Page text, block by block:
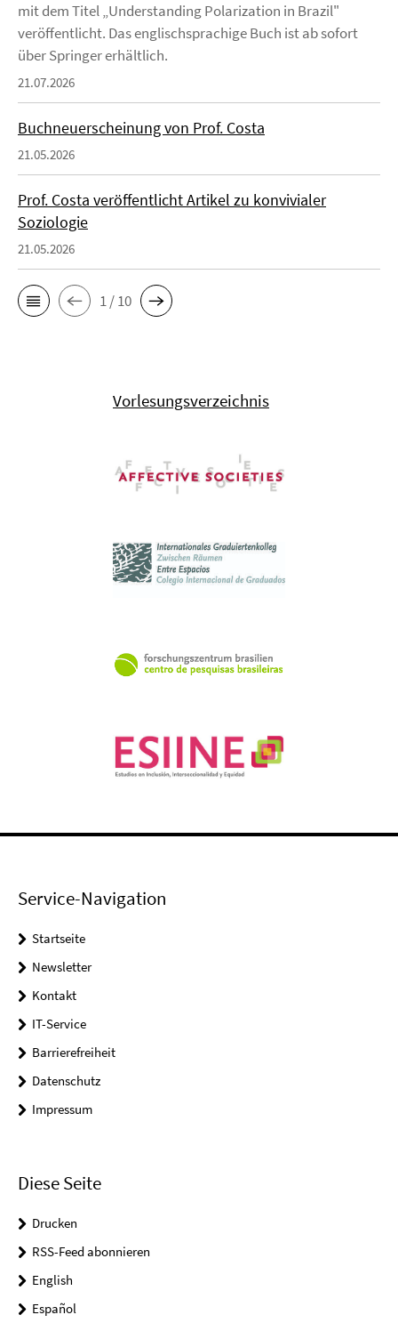
mit dem Titel „Understanding Polarization in Brazil"
veröffentlicht. Das englischsprachige Buch ist ab sofort
über Springer erhältlich.
21.07.2026
Buchneuerscheinung von Prof. Costa
21.05.2026
Prof. Costa veröffentlicht Artikel zu konvivialer
Soziologie
21.05.2026
1 / 10
Vorlesungsverzeichnis
Service-Navigation
Startseite
Newsletter
Kontakt
IT-Service
Barrierefreiheit
Datenschutz
Impressum
Diese Seite
Drucken
RSS-Feed abonnieren
English
Español